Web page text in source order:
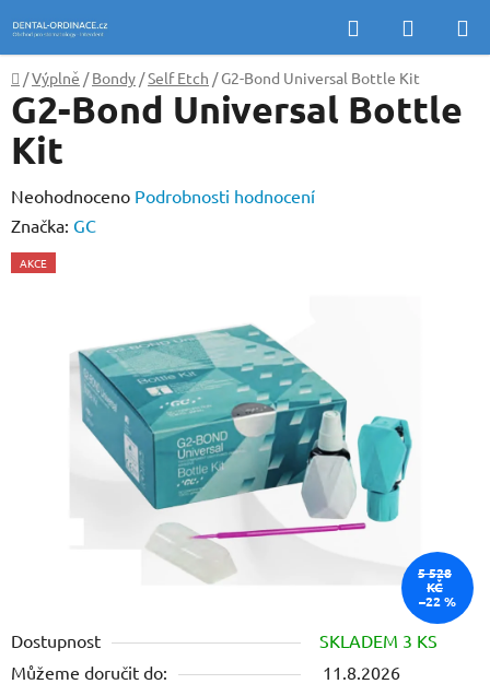
na
obsah
Hledat
KOŠÍK
Domů
/Výplně / Bondy /Self Etch / G2-Bond Universal Bottle Kit
Dostupnost
SKLADEM 3 KS
Můžeme doručit do:
11.8.2026
G2-Bond Universal Bottle
Kit
Průměrné
hodnocení
produktu
hvězdiček.
Neohodnoceno Podrobnosti hodnocení
Značka: GC
AKCE
5 528
KČ
–22 %